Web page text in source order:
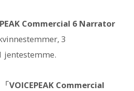
Commercial 6 Narrator
3
jentestemme.
「VOICEPEAK Commercial